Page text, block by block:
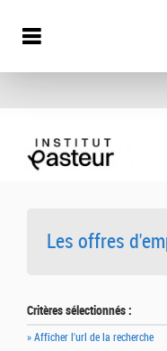
Les offres
Critères sélectionnés :
» Afficher l'url de la recherche